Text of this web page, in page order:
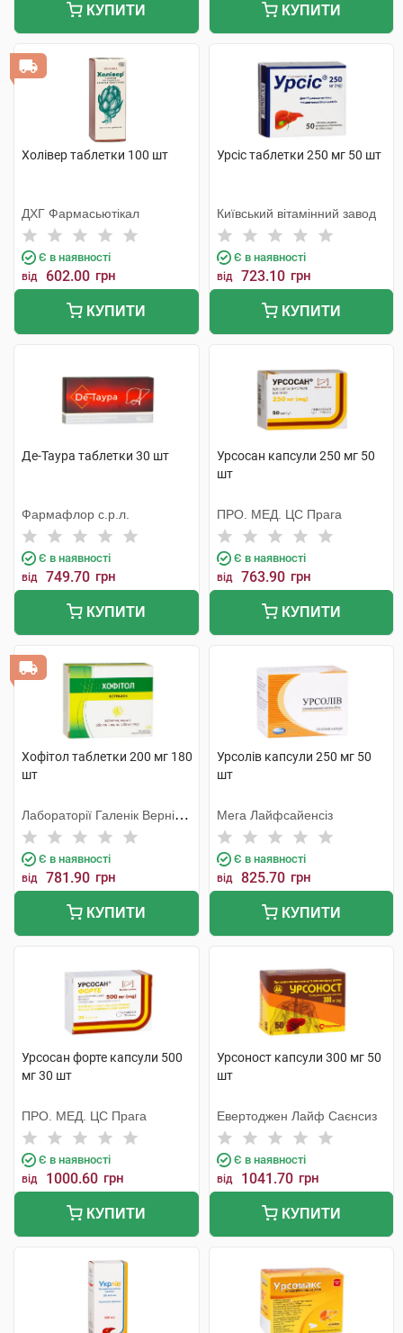
КУПИТИ КУПИТИ
Холівер таблетки 100 шт
ДХГ Фармасьютікал
Є в наявності
від 602.00 грн
КУПИТИ
Урсіс таблетки 250 мг 50 шт
Київський вітамінний завод
Є в наявності
від 723.10 грн
КУПИТИ
Де-Таура таблетки 30 шт
Фармафлор с.р.л.
Є в наявності
від 749.70 грн
КУПИТИ
Урсосан капсули 250 мг 50
шт
ПРО. МЕД. ЦС Прага
Є в наявності
від 763.90 грн
КУПИТИ
Хофітол таблетки 200 мг 180
шт
Лабораторії Галенік Вернін/
Франція
Є в наявності
від 781.90 грн
КУПИТИ
Урсолів капсули 250 мг 50
шт
Мега Лайфсайенсіз
Є в наявності
від 825.70 грн
КУПИТИ
Урсосан форте капсули 500
мг 30 шт
ПРО. МЕД. ЦС Прага
Є в наявності
від 1000.60 грн
КУПИТИ
Урсоност капсули 300 мг 50
шт
Евертоджен Лайф Саєнсиз
Є в наявності
від 1041.70 грн
КУПИТИ